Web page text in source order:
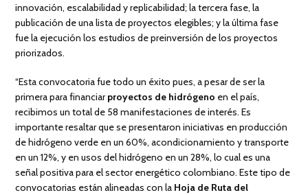
innovación, escalabilidad y replicabilidad; la tercera fase, la
publicación de una lista de proyectos elegibles; y la última fase
fue la ejecución los estudios de preinversión de los proyectos
priorizados.
“Esta convocatoria fue todo un éxito pues, a pesar de ser la
primera para financiarproyectos de hidrógeno en el país,
recibimos un total de 58 manifestaciones de interés. Es
importante resaltar que se presentaron iniciativas en producción
de hidrógeno verde en un 60%, acondicionamiento y transporte
en un 12%, y en usos del hidrógeno en un 28%, lo cual es una
señal positiva para el sector energético colombiano. Este tipo de
convocatorias están alineadas con la Hoja de Ruta del